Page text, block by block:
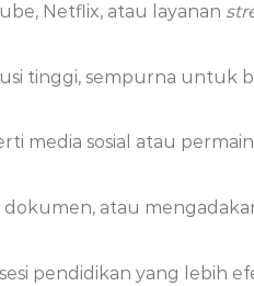
Netflix, atau layanan
tinggi, sempurna untuk
media sosial atau
atau
pendidikan yang lebih